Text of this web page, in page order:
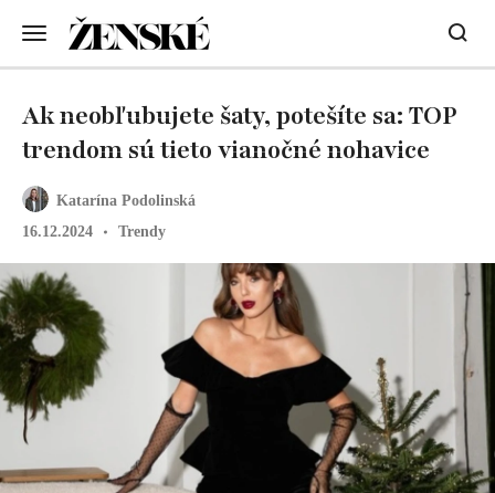
Katarína Podolinská
16.12.2024
Trendy
Ak neobľubujete šaty, potešíte sa: TOP
trendom sú tieto vianočné nohavice